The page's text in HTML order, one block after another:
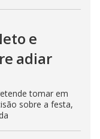
e
adiar
tomar em
sobre a festa,